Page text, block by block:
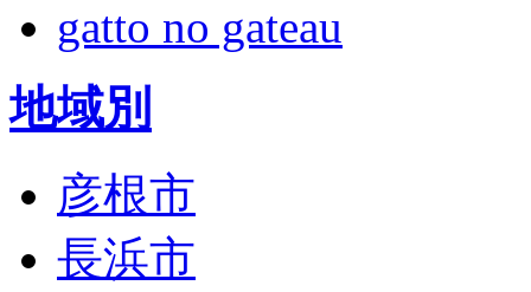
gatto no gateau
地域別
彦根市
長浜市